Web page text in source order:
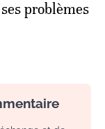
problèmes